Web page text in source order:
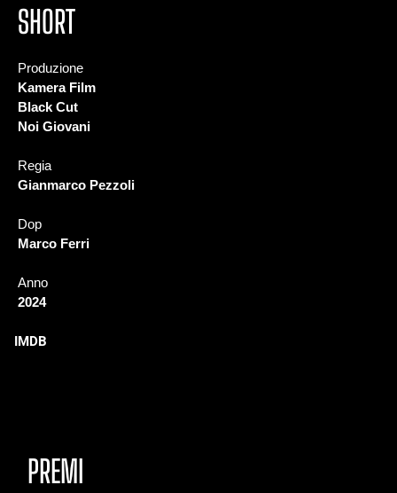
SHORT
Produzione
Kamera Film
Black Cut
Noi Giovani
Regia
Gianmarco Pezzoli
Dop
Marco Ferri
Anno
2024
IMDB
PREMI